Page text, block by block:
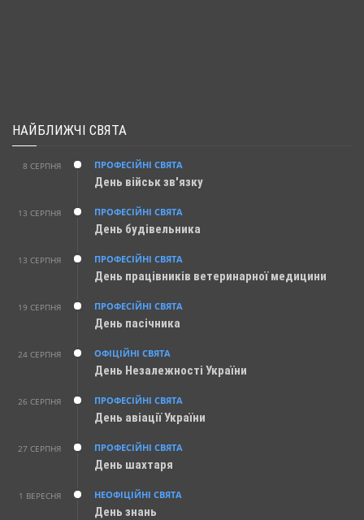
НАЙБЛИЖЧІ СВЯТА
8 СЕРПНЯ ПРОФЕСІЙНІ СВЯТА
День військ зв'язку
13 СЕРПНЯ ПРОФЕСІЙНІ СВЯТА
День будівельника
13 СЕРПНЯ ПРОФЕСІЙНІ СВЯТА
День працівників ветеринарної медицини
19 СЕРПНЯ ПРОФЕСІЙНІ СВЯТА
День пасічника
24 СЕРПНЯ ОФІЦІЙНІ СВЯТА
День Незалежності України
26 СЕРПНЯ ПРОФЕСІЙНІ СВЯТА
День авіації України
27 СЕРПНЯ ПРОФЕСІЙНІ СВЯТА
День шахтаря
1 ВЕРЕСНЯ НЕОФІЦІЙНІ СВЯТА
День знань